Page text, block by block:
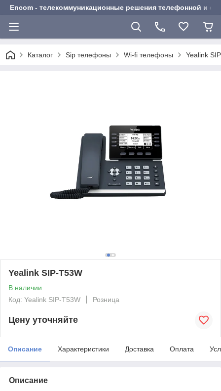
Encom - телекоммуникационные решения телефонной и
Каталог Sip телефоны Wi-fi телефоны Yealink
Yealink SIP-T53W
В наличии
Код: Yealink SIP-T53W
Розница
Цену уточняйте
Описание Характеристики Доставка Оплата
Описание